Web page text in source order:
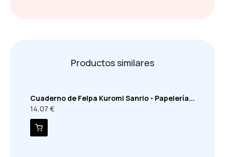
Productos similares
Cuaderno de Felpa Kuromi Sanrio - Papelería...
14,07 €